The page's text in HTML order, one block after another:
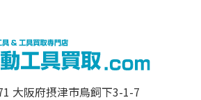
大阪府摂津市鳥飼下3-1-7